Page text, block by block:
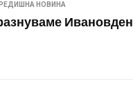
НОВИНА
Ивановден